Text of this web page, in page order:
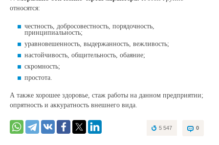
относятся:
честность, добросовестность, порядочность,
принципиальность;
уравновешенность, выдержанность, вежливость;
настойчивость, общительность, обаяние;
скромность;
простота.
А также хорошее здоровье, стаж работы на данном предприятии;
опрятность и аккуратность внешнего вида.
0
5 547